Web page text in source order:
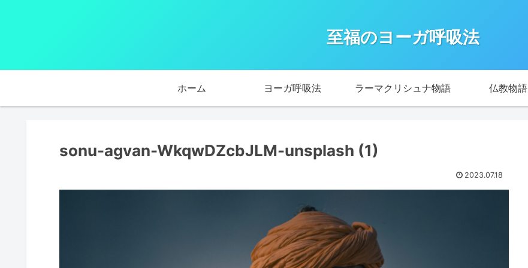
至福のヨーガ呼吸法
ホーム ヨーガ呼吸法 ラーマクリシュナ物語 仏教物語
sonu-agvan-WkqwDZcbJLM-unsplash (1)
2023.07.18